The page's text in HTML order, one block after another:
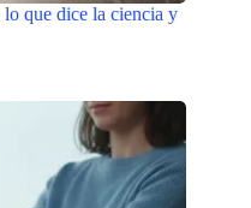
que dice la ciencia y